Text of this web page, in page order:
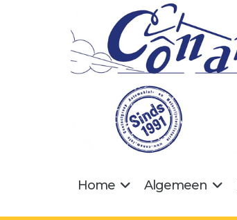
Home Algemeen